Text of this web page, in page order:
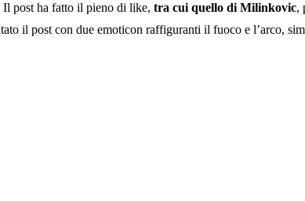
Il post ha fatto il pieno di like, tra cui quello di Milinkovic,
il post con due emoticon raffiguranti il fuoco e l’arco,